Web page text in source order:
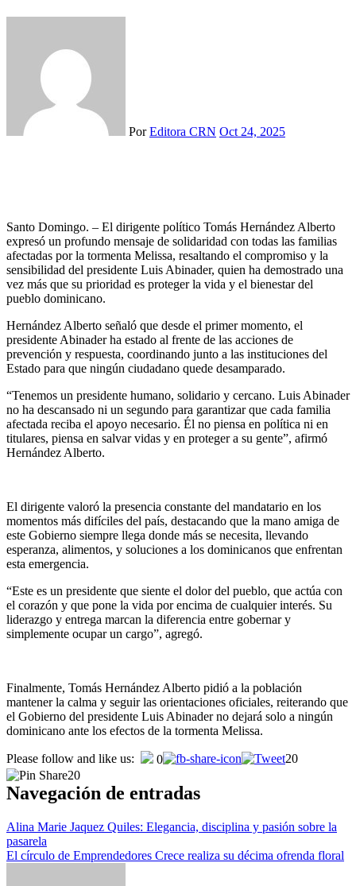
PorEditora CRN Oct 24, 2025
Santo Domingo. – El dirigente político Tomás Hernández Alberto
expresó un profundo mensaje de solidaridad con todas las familias
afectadas por la tormenta Melissa, resaltando el compromiso y la
sensibilidad del presidente Luis Abinader, quien ha demostrado una
vez más que su prioridad es proteger la vida y el bienestar del
pueblo dominicano.
Hernández Alberto señaló que desde el primer momento, el
presidente Abinader ha estado al frente de las acciones de
prevención y respuesta, coordinando junto a las instituciones del
Estado para que ningún ciudadano quede desamparado.
“Tenemos un presidente humano, solidario y cercano. Luis Abinader
no ha descansado ni un segundo para garantizar que cada familia
afectada reciba el apoyo necesario. Él no piensa en política ni en
titulares, piensa en salvar vidas y en proteger a su gente”, afirmó
Hernández Alberto.
El dirigente valoró la presencia constante del mandatario en los
momentos más difíciles del país, destacando que la mano amiga de
este Gobierno siempre llega donde más se necesita, llevando
esperanza, alimentos, y soluciones a los dominicanos que enfrentan
esta emergencia.
“Este es un presidente que siente el dolor del pueblo, que actúa con
el corazón y que pone la vida por encima de cualquier interés. Su
liderazgo y entrega marcan la diferencia entre gobernar y
simplemente ocupar un cargo”, agregó.
Finalmente, Tomás Hernández Alberto pidió a la población
mantener la calma y seguir las orientaciones oficiales, reiterando que
el Gobierno del presidente Luis Abinader no dejará solo a ningún
dominicano ante los efectos de la tormenta Melissa.
Please follow and like us: 0
20
20
Navegación de entradas
Alina Marie Jaquez Quiles: Elegancia, disciplina y pasión sobre la
pasarela
El círculo de Emprendedores Crece realiza su décima ofrenda floral